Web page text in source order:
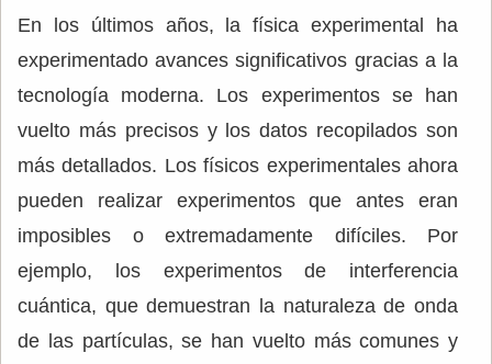
En los últimos años, la física experimental ha
experimentado avances significativos gracias a la
tecnología moderna. Los experimentos se han
vuelto más precisos y los datos recopilados son
más detallados. Los físicos experimentales ahora
pueden realizar experimentos que antes eran
imposibles o extremadamente difíciles. Por
ejemplo, los experimentos de interferencia
cuántica, que demuestran la naturaleza de onda
de las partículas, se han vuelto más comunes y